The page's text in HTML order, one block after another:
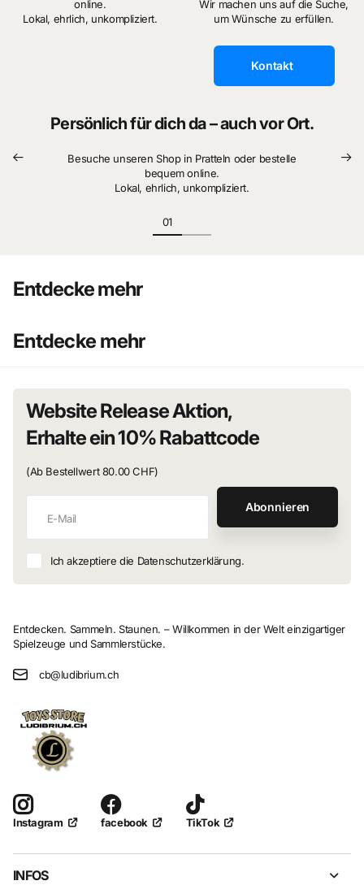
online.
Lokal, ehrlich, unkompliziert.
Wir machen uns auf die Suche,
um Wünsche zu erfüllen.
Kontakt
Persönlich für dich da – auch vor Ort.
Besuche unseren Shop in Pratteln oder bestelle
bequem online.
Lokal, ehrlich, unkompliziert.
Entdecke mehr
Entdecke mehr
Website Release Aktion,
Erhalte ein 10% Rabattcode
(Ab Bestellwert 80.00 CHF)
Abonnieren
Ich akzeptiere die Datenschutzerklärung.
Entdecken. Sammeln. Staunen. – Willkommen in der Welt einzigartiger
Spielzeuge und Sammlerstücke.
cb@ludibrium.ch
Instagram facebook TikTok
INFOS